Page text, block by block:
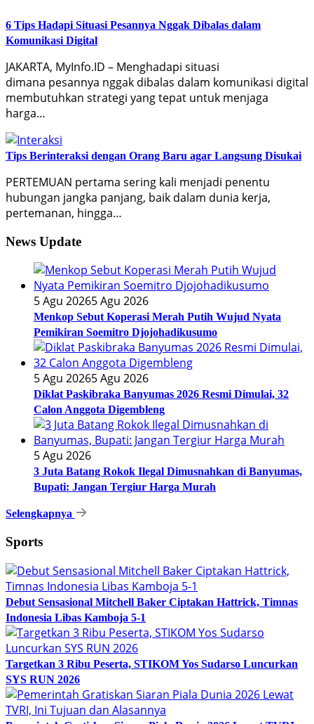
6 Tips Hadapi Situasi Pesannya Nggak Dibalas dalam
Komunikasi Digital
JAKARTA, MyInfo.ID – Menghadapi situasi
dimana pesannya nggak dibalas dalam komunikasi digital
membutuhkan strategi yang tepat untuk menjaga
harga…
Tips Berinteraksi dengan Orang Baru agar Langsung Disukai
PERTEMUAN pertama sering kali menjadi penentu
hubungan jangka panjang, baik dalam dunia kerja,
pertemanan, hingga…
News Update
5 Agu 20265 Agu 2026
Menkop Sebut Koperasi Merah Putih Wujud Nyata
Pemikiran Soemitro Djojohadikusumo
5 Agu 20265 Agu 2026
Diklat Paskibraka Banyumas 2026 Resmi Dimulai, 32
Calon Anggota Digembleng
5 Agu 2026
3 Juta Batang Rokok Ilegal Dimusnahkan di Banyumas,
Bupati: Jangan Tergiur Harga Murah
Selengkapnya
Sports
Debut Sensasional Mitchell Baker Ciptakan Hattrick, Timnas
Indonesia Libas Kamboja 5-1
Targetkan 3 Ribu Peserta, STIKOM Yos Sudarso Luncurkan
SYS RUN 2026